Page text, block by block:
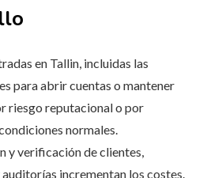
en Tallin, incluidas las
para abrir cuentas o mantener
riesgo reputacional o por
normales.
y verificación de clientes,
incrementan los costes.